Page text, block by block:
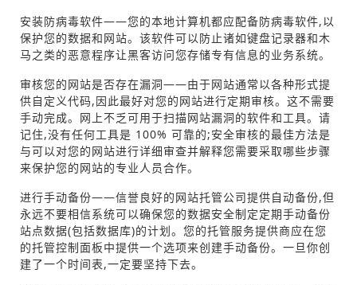
安装防病毒软件——您的本地计算机都应配备防病毒软件,以
保护您的数据和网站。该软件可以防止诸如键盘记录器和木
马之类的恶意程序让黑客访问您存储专有信息的业务系统。
审核您的网站是否存在漏洞——由于网站通常以各种形式提
供自定义代码,因此最好对您的网站进行定期审核。这不需要
手动完成。网上不乏可用于扫描网站漏洞的软件和工具。请
记住,没有任何工具是 100% 可靠的;安全审核的最佳方法是
与可以对您的网站进行详细审查并解释您需要采取哪些步骤
来保护您的网站的专业人员合作。
进行手动备份——信誉良好的网站托管公司提供自动备份,但
永远不要相信系统可以确保您的数据安全制定定期手动备份
站点数据(包括数据库)的计划。您的托管服务提供商应在您
的托管控制面板中提供一个选项来创建手动备份。一旦你创
建了一个时间表,一定要坚持下去。